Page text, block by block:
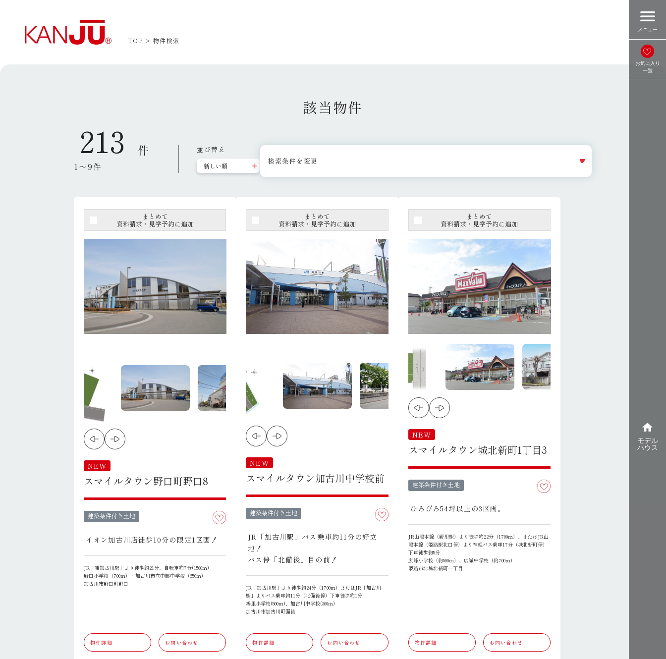
お気に入り
一覧
menu
メニュー
home
モデル
ハウス
TOP 物件検索
該当物件
213 件
1～9件
並び替え
検索条件を変更
まとめて
資料請求・見学予約に追加
NEW
スマイルタウン野口町野口8
建築条件付き土地
イオン加古川店徒歩10分の限定1区画！
JR「東加古川駅」より徒歩約21分、自転車約7分(1500ｍ)
野口小学校（700ｍ）・加古川市立中部中学校（650ｍ）
加古川市野口町野口
物件詳細 お問い合わせ
まとめて
資料請求・見学予約に追加
NEW
スマイルタウン加古川中学校前
建築条件付き土地
JR「加古川駅」バス乗車約11分の好立
地！
バス停「北備後」目の前！
JR「加古川駅」より徒歩約24分（1700ｍ）またはJR「加古川
駅」よりバス乗車約11分（北備後停）下車徒歩約1分
鳩里小学校(500ｍ)、加古川中学校(300ｍ)
加古川市加古川町備後
物件詳細 お問い合わせ
まとめて
資料請求・見学予約に追加
NEW
スマイルタウン城北新町1丁目3
建築条件付き土地
ひろびろ54坪以上の3区画。
JR山陽本線（野里駅）より徒歩約22分（1700ｍ）、またはJR山
陽本線（姫路駅北口停）より神姫バス乗車17分（城北新町停）
下車徒歩約5分
広峰小学校（約500ｍ）、広嶺中学校（約700ｍ）
姫路市北城北新町一丁目
物件詳細 お問い合わせ